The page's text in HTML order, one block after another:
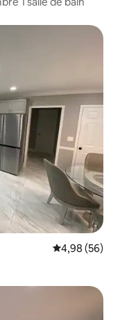
aimés
Note
4,98 (56)
aimés